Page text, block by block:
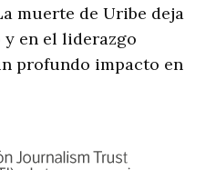
muerte de Uribe deja
y en el liderazgo
profundo impacto en